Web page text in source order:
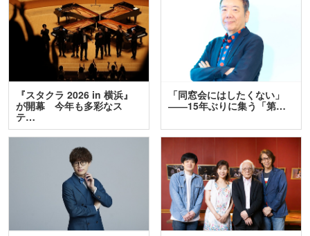
『スタクラ 2026 in 横浜』
が開幕 今年も多彩なス
テ…
「同窓会にはしたくない」
――15年ぶりに集う「第…